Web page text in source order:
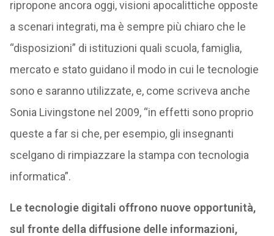
ripropone ancora oggi, visioni apocalittiche opposte
a scenari integrati, ma è sempre più chiaro che le
“disposizioni” di istituzioni quali scuola, famiglia,
mercato e stato guidano il modo in cui le tecnologie
sono e saranno utilizzate, e, come scriveva anche
Sonia Livingstone nel 2009, “in effetti sono proprio
queste a far si che, per esempio, gli insegnanti
scelgano di rimpiazzare la stampa con tecnologia
informatica”.
Le tecnologie digitali offrono nuove opportunità,
sul fronte della diffusione delle informazioni,